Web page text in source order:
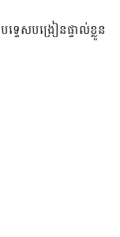
ទ្ទេសបង្រៀនផ្ទាល់ខ្លួន